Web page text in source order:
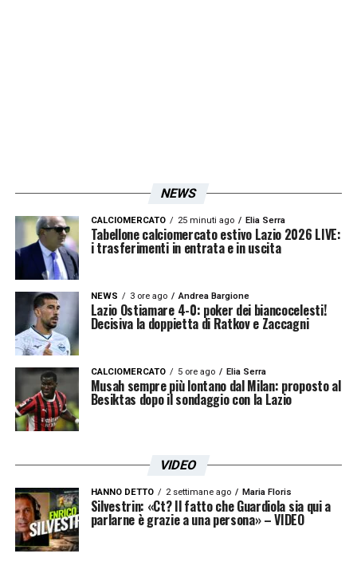
talenti e confronti tattici, il pomeriggio a
Formello potrebbe rappresentare l’inizio di
una sinergia importante tra club e Nazionale.
E chissà che, tra i giovani osservati da
Gattuso, non ci sia già qualche futuro
protagonista in maglia azzurra.
LA PLAYLIST DELLE NOSTRE TOP NEWS
NEWS
CALCIOMERCATO 25 minuti ago Elia Serra
Tabellone calciomercato estivo Lazio 2026 LIVE:
i trasferimenti in entrata e in uscita
NEWS 3 ore ago Andrea Bargione
Lazio Ostiamare 4-0: poker dei biancocelesti!
Decisiva la doppietta di Ratkov e Zaccagni
CALCIOMERCATO 5 ore ago Elia Serra
Musah sempre più lontano dal Milan: proposto al
Besiktas dopo il sondaggio con la Lazio
VIDEO
HANNO DETTO 2 settimane ago Maria Floris
Silvestrin: «Ct? Il fatto che Guardiola sia qui a
parlarne è grazie a una persona» – VIDEO